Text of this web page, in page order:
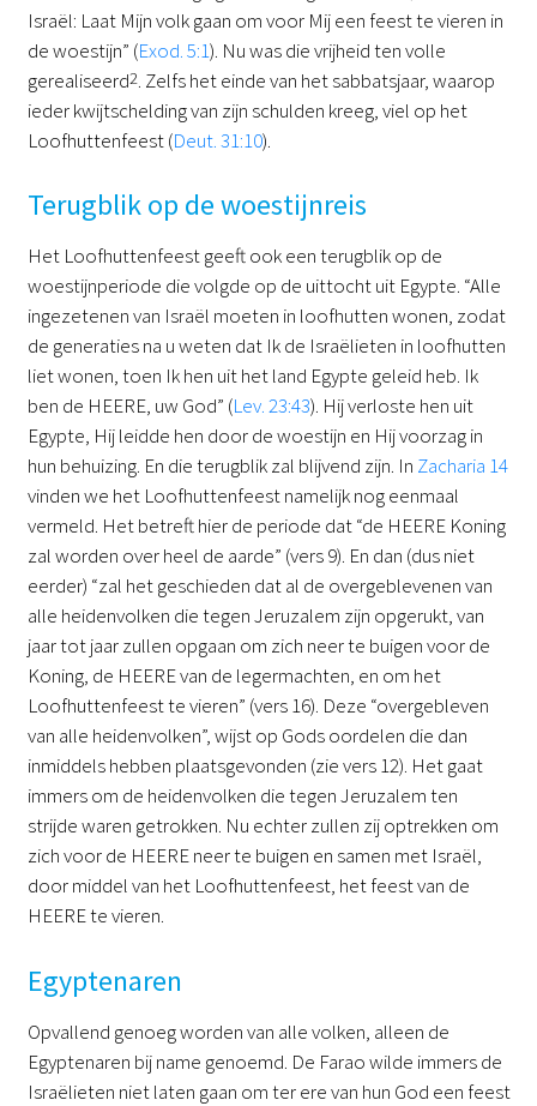
Israël: Laat Mijn volk gaan om voor Mij een feest te vieren in
de woestijn” (Exod. 5:1). Nu was die vrijheid ten volle
gerealiseerd2. Zelfs het einde van het sabbatsjaar, waarop
ieder kwijtschelding van zijn schulden kreeg, viel op het
Loofhuttenfeest (Deut. 31:10).
Terugblik op de woestijnreis
Het Loofhuttenfeest geeft ook een terugblik op de
woestijnperiode die volgde op de uittocht uit Egypte. “Alle
ingezetenen van Israël moeten in loofhutten wonen, zodat
de generaties na u weten dat Ik de Israëlieten in loofhutten
liet wonen, toen Ik hen uit het land Egypte geleid heb. Ik
ben de HEERE, uw God” (Lev. 23:43). Hij verloste hen uit
Egypte, Hij leidde hen door de woestijn en Hij voorzag in
hun behuizing. En die terugblik zal blijvend zijn. In Zacharia 14
vinden we het Loofhuttenfeest namelijk nog eenmaal
vermeld. Het betreft hier de periode dat “de HEERE Koning
zal worden over heel de aarde” (vers 9). En dan (dus niet
eerder) “zal het geschieden dat al de overgeblevenen van
alle heidenvolken die tegen Jeruzalem zijn opgerukt, van
jaar tot jaar zullen opgaan om zich neer te buigen voor de
Koning, de HEERE van de legermachten, en om het
Loofhuttenfeest te vieren” (vers 16). Deze “overgebleven
van alle heidenvolken”, wijst op Gods oordelen die dan
inmiddels hebben plaatsgevonden (zie vers 12). Het gaat
immers om de heidenvolken die tegen Jeruzalem ten
strijde waren getrokken. Nu echter zullen zij optrekken om
zich voor de HEERE neer te buigen en samen met Israël,
door middel van het Loofhuttenfeest, het feest van de
HEERE te vieren.
Egyptenaren
Opvallend genoeg worden van alle volken, alleen de
Egyptenaren bij name genoemd. De Farao wilde immers de
Israëlieten niet laten gaan om ter ere van hun God een feest